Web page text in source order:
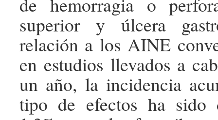
superior y úlcera
relación a los AINE
en estudios llevados a
un año, la incidencia
tipo de efectos ha sido